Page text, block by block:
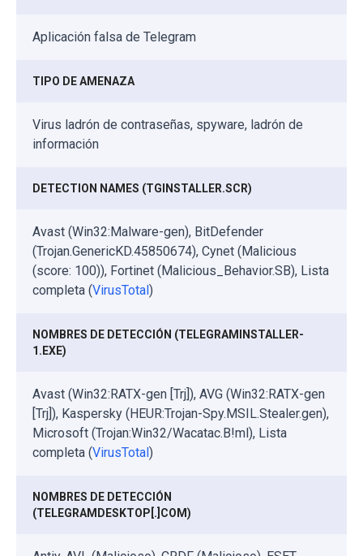
Aplicación falsa de Telegram
TIPO DE AMENAZA
Virus ladrón de contraseñas, spyware, ladrón de
información
DETECTION NAMES (TGINSTALLER.SCR)
Avast (Win32:Malware-gen), BitDefender
(Trojan.GenericKD.45850674), Cynet (Malicious
(score: 100)), Fortinet (Malicious_Behavior.SB), Lista
completa (VirusTotal )
NOMBRES DE DETECCIÓN (TELEGRAMINSTALLER-
1.EXE)
Avast (Win32:RATX-gen [Trj]), AVG (Win32:RATX-gen
[Trj]), Kaspersky (HEUR:Trojan-Spy.MSIL.Stealer.gen),
Microsoft (Trojan:Win32/Wacatac.B!ml), Lista
completa (VirusTotal )
NOMBRES DE DETECCIÓN
(TELEGRAMDESKTOP[.]COM)